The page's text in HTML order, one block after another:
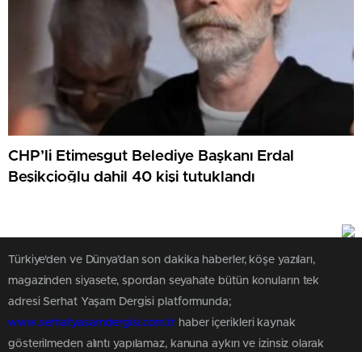
CHP’li Etimesgut Belediye Başkanı Erdal
Beşikçioğlu dahil 40 kişi tutuklandı
Türkiye'den ve Dünya’dan son dakika haberler, köşe yazıları,
magazinden siyasete, spordan seyahate bütün konuların tek
adresi Serhat Yaşam Dergisi platformunda;
www.serhatyasamdergisi.com.tr haber içerikleri kaynak
gösterilmeden alıntı yapılamaz, kanuna aykırı ve izinsiz olarak